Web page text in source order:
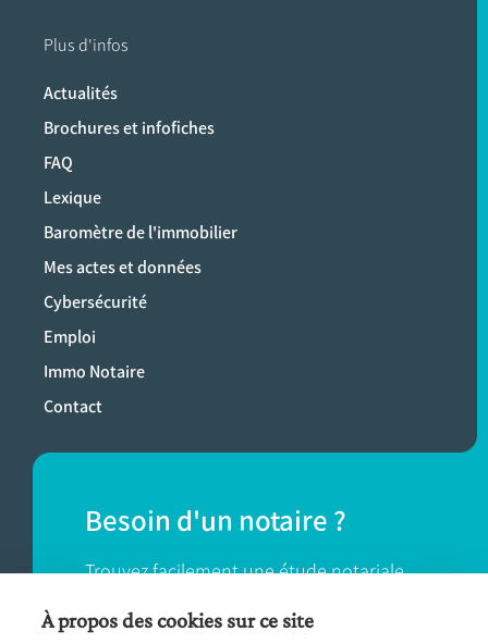
Plus d'infos
Actualités
Brochures et infofiches
FAQ
Lexique
Baromètre de l'immobilier
Mes actes et données
Cybersécurité
Emploi
Immo Notaire
Contact
Besoin d'un notaire ?
Trouvez facilement une étude notariale
près de chez vous.
À propos des cookies sur ce site